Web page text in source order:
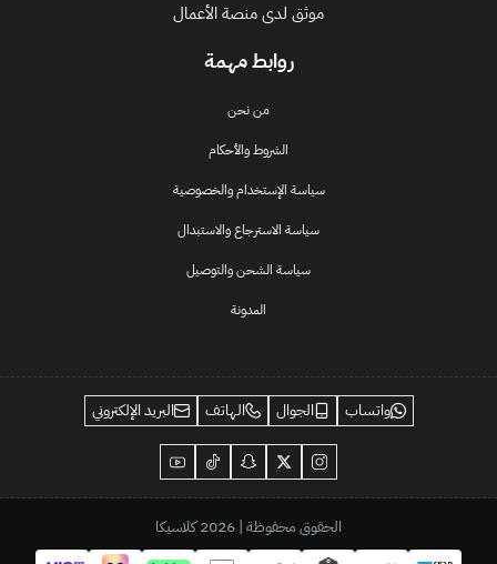
روابط مهمة
من نحن
الشروط والأحكام
سياسة الإستخدام والخصوصية
سياسة الاسترجاع والاستبدال
سياسة الشحن والتوصيل
المدونة
موثق لدى منصة الأعمال
واتساب الجوال الهاتف البريد الإلكتروني
الحقوق محفوظة | 2026 كلاسيكا